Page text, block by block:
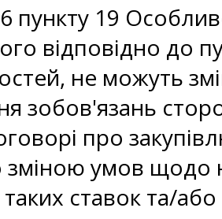
пункту 19
відповідно до
не можуть
зобов'язань
про
зміною умов щодо
ставок та/або